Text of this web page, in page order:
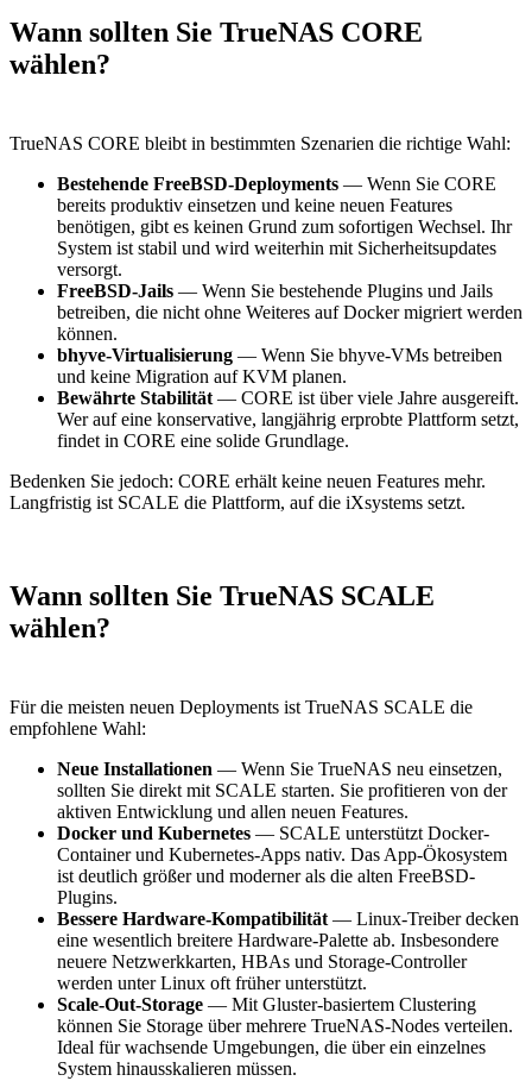
Wann sollten Sie TrueNAS CORE
wählen?
TrueNAS CORE bleibt in bestimmten Szenarien die richtige Wahl:
Bestehende FreeBSD-Deployments — Wenn Sie CORE
bereits produktiv einsetzen und keine neuen Features
benötigen, gibt es keinen Grund zum sofortigen Wechsel. Ihr
System ist stabil und wird weiterhin mit Sicherheitsupdates
versorgt.
FreeBSD-Jails — Wenn Sie bestehende Plugins und Jails
betreiben, die nicht ohne Weiteres auf Docker migriert werden
können.
bhyve-Virtualisierung — Wenn Sie bhyve-VMs betreiben
und keine Migration auf KVM planen.
Bewährte Stabilität — CORE ist über viele Jahre ausgereift.
Wer auf eine konservative, langjährig erprobte Plattform setzt,
findet in CORE eine solide Grundlage.
Bedenken Sie jedoch: CORE erhält keine neuen Features mehr.
Langfristig ist SCALE die Plattform, auf die iXsystems setzt.
Wann sollten Sie TrueNAS SCALE
wählen?
Für die meisten neuen Deployments ist TrueNAS SCALE die
empfohlene Wahl:
Neue Installationen — Wenn Sie TrueNAS neu einsetzen,
sollten Sie direkt mit SCALE starten. Sie profitieren von der
aktiven Entwicklung und allen neuen Features.
Docker und Kubernetes — SCALE unterstützt Docker-
Container und Kubernetes-Apps nativ. Das App-Ökosystem
ist deutlich größer und moderner als die alten FreeBSD-
Plugins.
Bessere Hardware-Kompatibilität — Linux-Treiber decken
eine wesentlich breitere Hardware-Palette ab. Insbesondere
neuere Netzwerkkarten, HBAs und Storage-Controller
werden unter Linux oft früher unterstützt.
Scale-Out-Storage — Mit Gluster-basiertem Clustering
können Sie Storage über mehrere TrueNAS-Nodes verteilen.
Ideal für wachsende Umgebungen, die über ein einzelnes
System hinausskalieren müssen.